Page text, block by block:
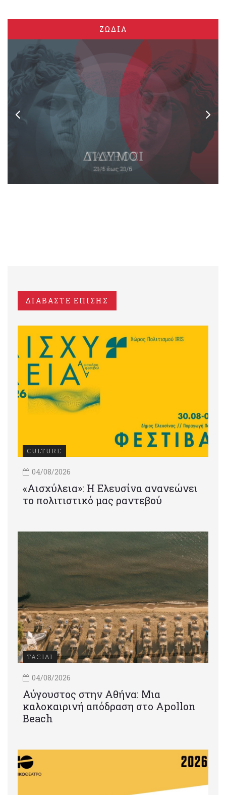
ΖΩΔΙΑ
ΔΙΑΒΑΣΤΕ ΕΠΙΣΗΣ
CULTURE
04/08/2026
«Αισχύλεια»: Η Ελευσίνα ανανεώνει
το πολιτιστικό μας ραντεβού
ΤΑΞΙΔΙ
04/08/2026
Αύγουστος στην Αθήνα: Μια
καλοκαιρινή απόδραση στο Apollon
Beach